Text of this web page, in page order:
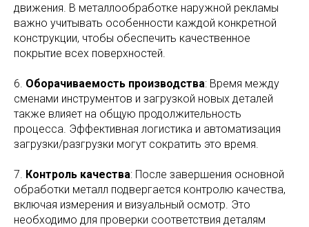
движения. В металлообработке наружной рекламы
важно учитывать особенности каждой конкретной
конструкции, чтобы обеспечить качественное
покрытие всех поверхностей.
6. Оборачиваемость производства: Время между
сменами инструментов и загрузкой новых деталей
также влияет на общую продолжительность
процесса. Эффективная логистика и автоматизация
загрузки/разгрузки могут сократить это время.
7. Контроль качества: После завершения основной
обработки металл подвергается контролю качества,
включая измерения и визуальный осмотр. Это
необходимо для проверки соответствия деталям